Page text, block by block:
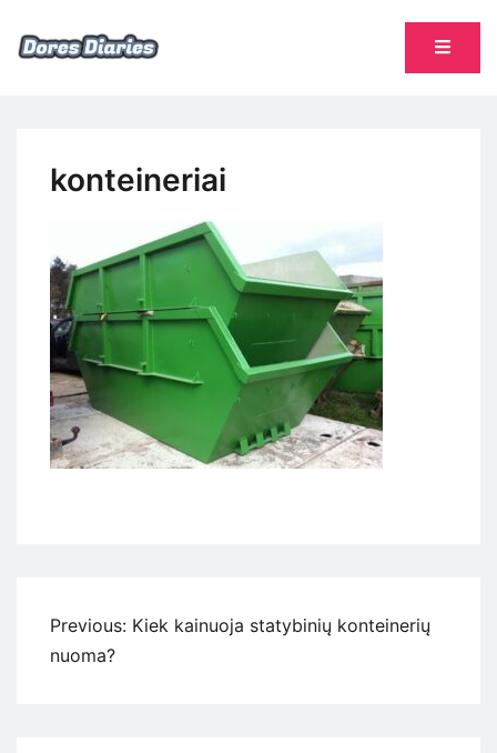
konteineriai
Navigacija
tarp
Previous: Kiek kainuoja statybinių konteinerių
nuoma?